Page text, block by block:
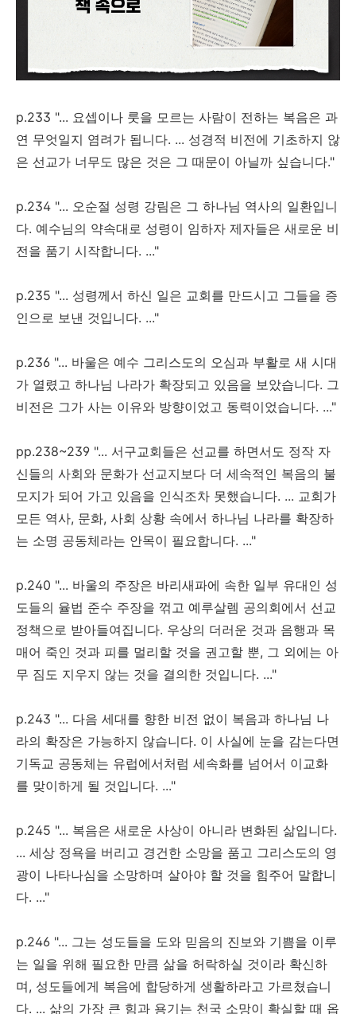
p.233 "... 요셉이나 룻을 모르는 사람이 전하는 복음은 과
연 무엇일지 염려가 됩니다. ... 성경적 비전에 기초하지 않
은 선교가 너무도 많은 것은 그 때문이 아닐까 싶습니다."
p.234 "... 오순절 성령 강림은 그 하나님 역사의 일환입니
다. 예수님의 약속대로 성령이 임하자 제자들은 새로운 비
전을 품기 시작합니다. ..."
p.235 "... 성령께서 하신 일은 교회를 만드시고 그들을 증
인으로 보낸 것입니다. ..."
p.236 "... 바울은 예수 그리스도의 오심과 부활로 새 시대
가 열렸고 하나님 나라가 확장되고 있음을 보았습니다. 그
비전은 그가 사는 이유와 방향이었고 동력이었습니다. ..."
pp.238~239 "... 서구교회들은 선교를 하면서도 정작 자
신들의 사회와 문화가 선교지보다 더 세속적인 복음의 불
모지가 되어 가고 있음을 인식조차 못했습니다. ... 교회가
모든 역사, 문화, 사회 상황 속에서 하나님 나라를 확장하
는 소명 공동체라는 안목이 필요합니다. ..."
p.240 "... 바울의 주장은 바리새파에 속한 일부 유대인 성
도들의 율법 준수 주장을 꺾고 예루살렘 공의회에서 선교
정책으로 받아들여집니다. 우상의 더러운 것과 음행과 목
매어 죽인 것과 피를 멀리할 것을 권고할 뿐, 그 외에는 아
무 짐도 지우지 않는 것을 결의한 것입니다. ..."
p.243 "... 다음 세대를 향한 비전 없이 복음과 하나님 나
라의 확장은 가능하지 않습니다. 이 사실에 눈을 감는다면
기독교 공동체는 유럽에서처럼 세속화를 넘어서 이교화
를 맞이하게 될 것입니다. ..."
p.245 "... 복음은 새로운 사상이 아니라 변화된 삶입니다.
... 세상 정욕을 버리고 경건한 소망을 품고 그리스도의 영
광이 나타나심을 소망하며 살아야 할 것을 힘주어 말합니
다. ..."
p.246 "... 그는 성도들을 도와 믿음의 진보와 기쁨을 이루
는 일을 위해 필요한 만큼 삶을 허락하실 것이라 확신하
며, 성도들에게 복음에 합당하게 생활하라고 가르쳤습니
다. ... 삶의 가장 큰 힘과 용기는 천국 소망이 확실할 때 옵